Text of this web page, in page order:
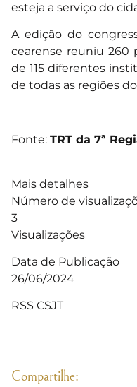
esteja a serviço do
A edição do
cearense reuniu 260
de 115 diferentes
de todas as regiões
Fonte: TRT da 7ª
Mais detalhes
Número de
3
Visualizações
Data de Publicação
26/06/2024
RSS CSJT
Compartilhe: